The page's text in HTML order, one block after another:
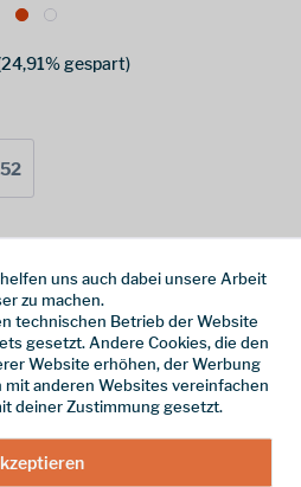
gespart)
Ladenabholung
Werktage
denWarenkorb
106-116
uns auch dabei unsere Arbeit
zu machen.
technischen Betrieb der Website
gesetzt. Andere Cookies, die den
Website erhöhen, der Werbung
anderen Websites vereinfachen
deiner Zustimmung gesetzt.